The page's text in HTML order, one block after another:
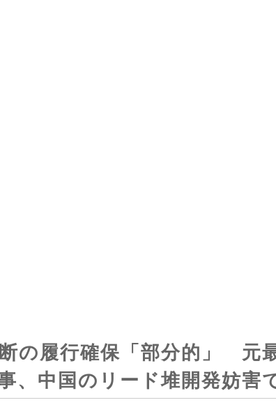
の履行確保「部分的」 元
、中国のリード堆開発妨害